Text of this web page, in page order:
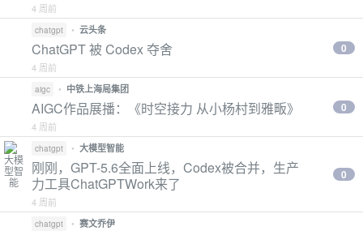
4 周前
chatgpt • 云头条
ChatGPT 被 Codex 夺舍
4 周前
0
aigc • 中铁上海局集团
AIGC作品展播：《时空接力 从小杨村到雅畈》
4 周前
0
chatgpt • 大模型智能
刚刚，GPT-5.6全面上线，Codex被合并，生产
力工具ChatGPTWork来了
4 周前
0
chatgpt • 赛文乔伊